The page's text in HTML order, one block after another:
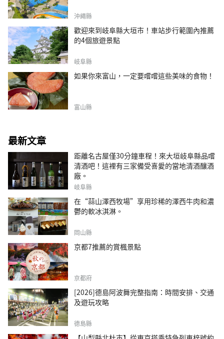
沖繩縣
歡迎來到岐阜縣大垣市！車站步行範圍內推薦
的4個旅遊景點
岐阜縣
如果你來富山，一定要嚐嚐這些美味的食物！
富山縣
最新文章
距離名古屋僅30分鐘車程！來大垣岐阜縣品嚐
清酒吧！這裡有三家備受喜愛的當地清酒釀酒
廠。
岐阜縣
在“蒜山澤西牧場”享用珍稀的澤西牛肉和濃
鬱的軟冰淇淋。
岡山縣
京都7推薦的賞楓景點
京都府
[2026]德島阿波舞完整指南：時間安排、交通
及遊玩攻略
德島縣